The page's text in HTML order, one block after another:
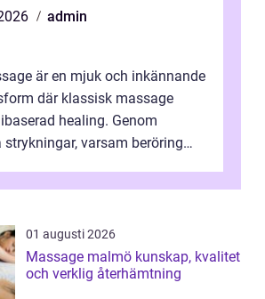
admin
är en mjuk och inkännande
där klassisk massage
healing. Genom
strykningar, varsam beröring
01 augusti 2026
Massage malmö kunskap, kvalitet
och verklig återhämtning